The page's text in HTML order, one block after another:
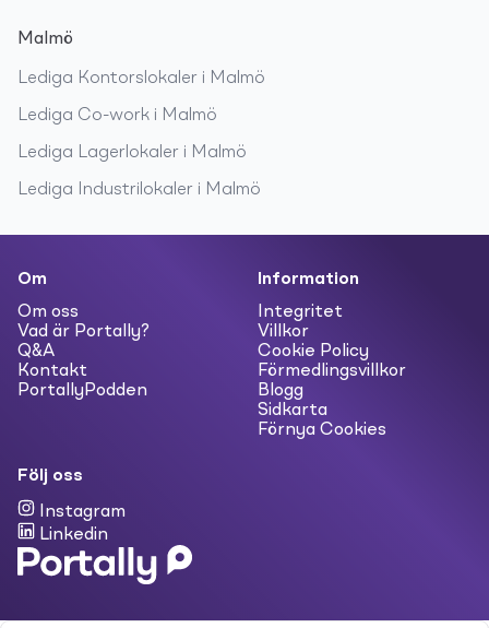
Malmö
Lediga Kontorslokaler i Malmö
Lediga Co-work i Malmö
Lediga Lagerlokaler i Malmö
Lediga Industrilokaler i Malmö
Om
Om oss
Vad är Portally?
Q&A
Kontakt
PortallyPodden
Information
Integritet
Villkor
Cookie Policy
Förmedlingsvillkor
Blogg
Sidkarta
Förnya Cookies
Följ oss
Instagram
Linkedin